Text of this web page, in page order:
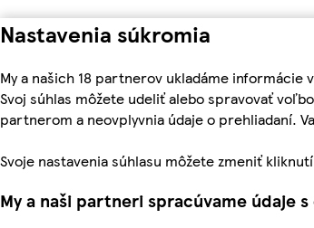
Nastavenia súkromia
My a našich 18 partnerov ukladáme
Svoj súhlas môžete udeliť alebo spravovať
partnerom a neovplyvnia údaje o prehliadaní.
Svoje nastavenia súhlasu môžete zmeniť
My a naši partneri spracúvame údaje